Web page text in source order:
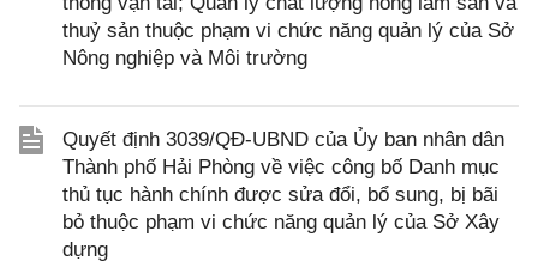
thuỷ sản thuộc phạm vi chức năng quản lý của Sở
Nông nghiệp và Môi trường
Quyết định 3039/QĐ-UBND của Ủy ban nhân dân
Thành phố Hải Phòng về việc công bố Danh mục
thủ tục hành chính được sửa đổi, bổ sung, bị bãi
bỏ thuộc phạm vi chức năng quản lý của Sở Xây
dựng